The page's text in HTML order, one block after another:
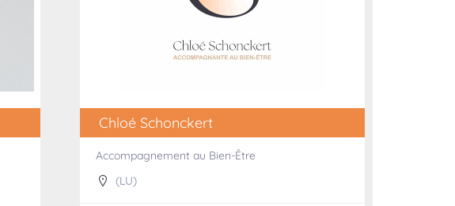
Chloé Schonckert
Accompagnement au Bien-Être
(LU)